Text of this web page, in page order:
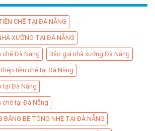
CHẾ TẠI ĐÀ NẴNG
XƯỞNG TẠI ĐÀ NẴNG
chế Đà Nẵng Báo giá nhà xưởng Đà Nẵng
tiền chế tại Đà Nẵng
tại Đà Nẵng
chế tại Đà Nẵng
BẰNG BÊ TÔNG NHẸ TẠI ĐÀ NẴNG